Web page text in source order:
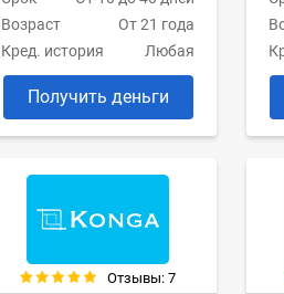
Возраст
От 21 года
Кред. история
Любая
Получить деньги
Отзывы: 7